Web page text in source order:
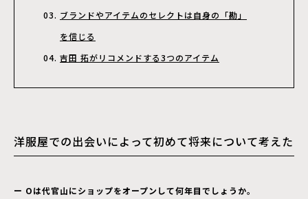
ブランドやアイテムのセレクトは自身の「勘」
を信じる
吉田 拓がリコメンドする3つのアイテム
洋服屋での出会いによって初めて将来について考えた
ー Oは代官山にショップをオープンして何年目でしょうか。